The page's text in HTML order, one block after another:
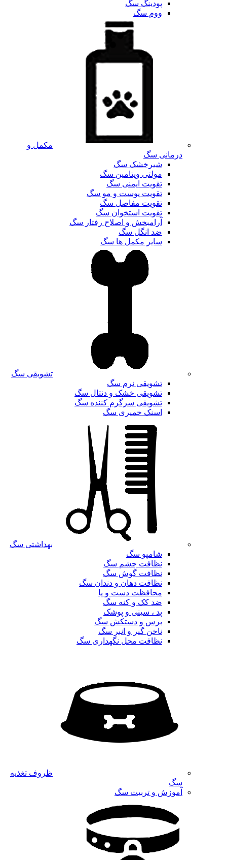
پودینگ سگ
ووم سگ
مکمل و
درمانی سگ
شیرخشک سگ
مولتی ویتامین سگ
تقویت ایمنی سگ
تقویت پوست و مو سگ
تقویت مفاصل سگ
تقویت استخوان سگ
آرامبخش و اصلاح رفتار سگ
ضد انگل سگ
سایر مکمل ها سگ
تشویقی سگ
تشویقی نرم سگ
تشویقی خشک و دنتال سگ
تشویقی سرگرم کننده سگ
اسنک خمیری سگ
بهداشتی سگ
شامپو سگ
نظافت چشم سگ
نظافت گوش سگ
نظافت دهان و دندان سگ
محافظت دست و پا
ضد کک و کنه سگ
پد ، سینی و پوشک
برس و دستکش سگ
ناخن گیر و انبر سگ
نظافت محل نگهداری سگ
ظروف تغذیه
سگ
آموزش و تربیت سگ